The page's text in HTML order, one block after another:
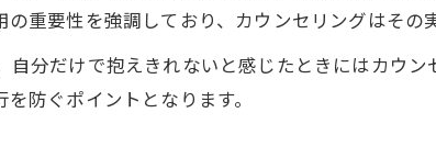
タルケア費用や無料相談の情報まとめ
カウンセリング費用と無料相談の違い解説
メンタルカウンセリングの費用相場を紹介
重要性を強調しており、カウンセリングはその
分だけで抱えきれないと感じたときにはカウ
防ぐポイントとなります。